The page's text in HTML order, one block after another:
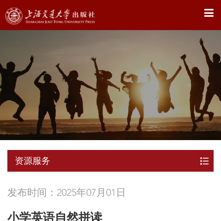
X
资源服务
发布时间：2025年07月01日
小学英语自然拼读